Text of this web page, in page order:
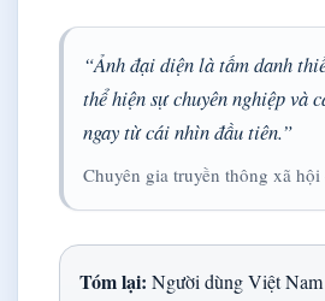
“Ảnh đại diện là tấm danh
thể hiện sự chuyên nghiệp và
ngay từ cái nhìn đầu tiên.”
Chuyên gia truyền thông xã
Tóm lại: Người dùng Việt